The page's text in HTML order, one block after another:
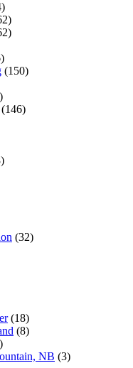
(150)
(146)
(32)
(18)
(8)
NB (3)